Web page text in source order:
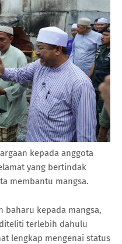
kepada anggota
yang bertindak
membantu mangsa.
baharu kepada mangsa,
terlebih dahulu
lengkap mengenai status